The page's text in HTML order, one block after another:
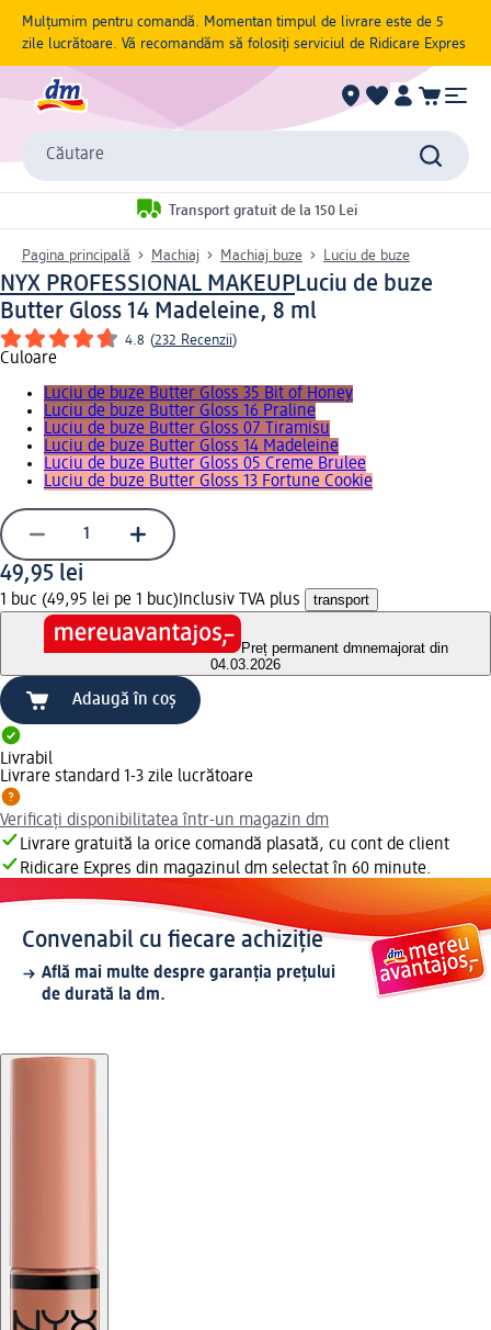
Mulțumim pentru comandă. Momentan timpul de livrare este de 5
zile lucrătoare. Vă recomandăm să folosiți serviciul de Ridicare Expres
Căutare
Transport gratuit de la 150 Lei
Pagina principală Machiaj Machiaj buze Luciu de buze
NYX PROFESSIONAL MAKEUPLuciu de buze
Butter Gloss 14 Madeleine, 8 ml
4.8 (232 Recenzii)
Culoare
Luciu de buze Butter Gloss 35 Bit of Honey
Luciu de buze Butter Gloss 16 Praline
Luciu de buze Butter Gloss 07 Tiramisu
Luciu de buze Butter Gloss 14 Madeleine
Luciu de buze Butter Gloss 05 Creme Brulee
Luciu de buze Butter Gloss 13 Fortune Cookie
49,95 lei
1 buc (49,95 lei pe 1 buc) Inclusiv TVA plus transport
Preț permanent dmnemajorat din
04.03.2026
Adaugă în coș
Livrabil
Livrare standard 1-3 zile lucrătoare
Verificați disponibilitatea într-un magazin dm
Livrare gratuită la orice comandă plasată, cu cont de client
Ridicare Expres din magazinul dm selectat în 60 minute.
Convenabil cu fiecare achiziție
Află mai multe despre garanția prețului
de durată la dm.